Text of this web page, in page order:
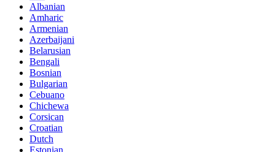
Albanian
Amharic
Armenian
Azerbaijani
Belarusian
Bengali
Bosnian
Bulgarian
Cebuano
Chichewa
Corsican
Croatian
Dutch